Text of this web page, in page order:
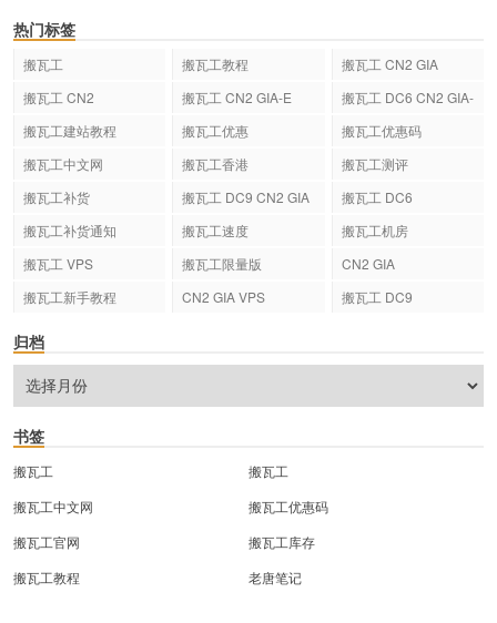
热门标签
搬瓦工 搬瓦工教程
搬瓦工 CN2 GIA
搬瓦工 CN2
搬瓦工 CN2 GIA-E
搬瓦工 DC6 CN2 GIA-
搬瓦工建站教程 搬瓦工优惠
搬瓦工优惠码
搬瓦工中文网
搬瓦工香港
搬瓦工测评
搬瓦工补货
搬瓦工 DC9 CN2 GIA
搬瓦工 DC6
搬瓦工补货通知
搬瓦工速度
搬瓦工机房
搬瓦工 VPS
搬瓦工限量版
CN2 GIA
搬瓦工新手教程
CN2 GIA VPS 搬瓦工 DC9
归档
书签
搬瓦工
搬瓦工
搬瓦工中文网
搬瓦工优惠码
搬瓦工官网
搬瓦工库存
搬瓦工教程
老唐笔记